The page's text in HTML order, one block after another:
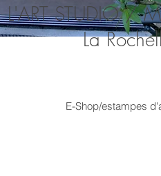
L'ART STUDIO /
La
E-Shop/estampes